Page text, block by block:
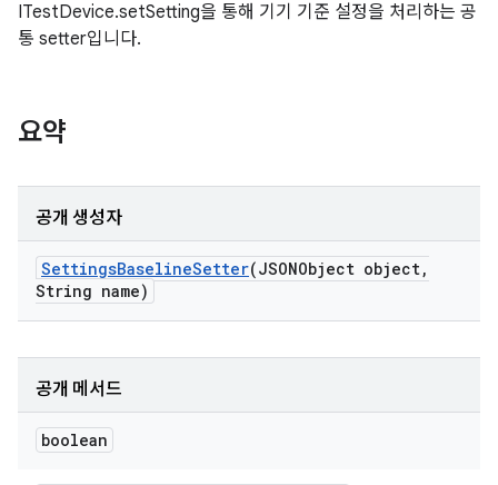
ITestDevice.setSetting을 통해 기기 기준 설정을 처리하는 공
통 setter입니다.
요약
공개 생성자
SettingsBaselineSetter(JSONObject object,
String name)
공개 메서드
boolean